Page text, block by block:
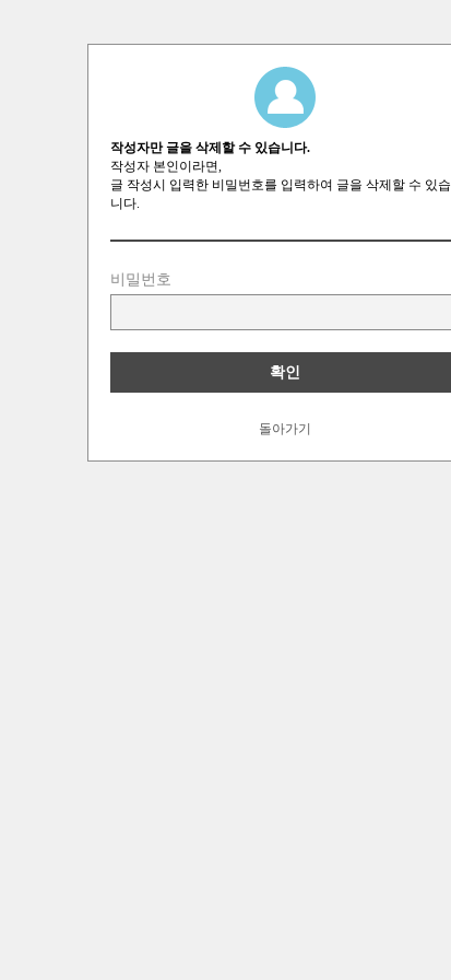
작성자만 글을 삭제할 수 있습니다.
작성자 본인이라면,
글 작성시 입력한 비밀번호를 입력하여 글을 삭제할 수 있습
니다.
비밀번호
돌아가기